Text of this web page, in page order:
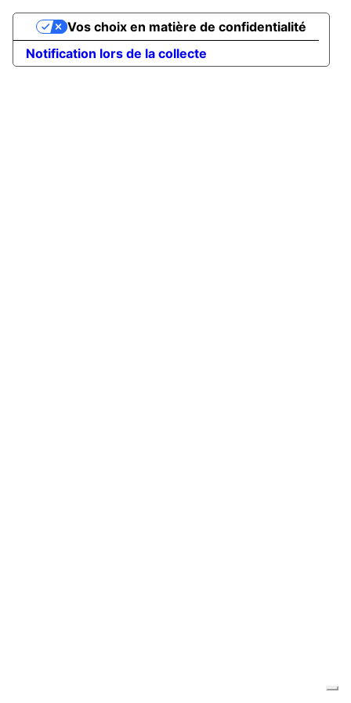
Notification lors de la collecte
Vos choix en matière de confidentialité